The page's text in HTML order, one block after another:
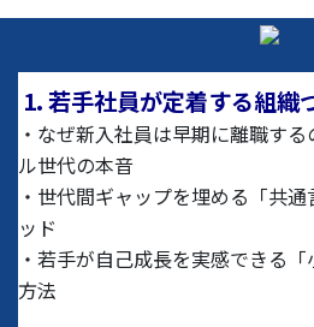
1. 若手社員が定着する組織
・なぜ新入社員は早期に離職す
ル世代の本音
・世代間ギャップを埋める「共
ッド
・若手が自己成長を実感できる
方法